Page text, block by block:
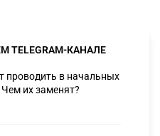
КАНАЛЕ
в начальных
Чем их заменят?